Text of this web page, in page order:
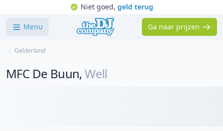
Niet goed, geld terug
Menu Ga naar prijzen
Gelderland
MFC De Buun,Well